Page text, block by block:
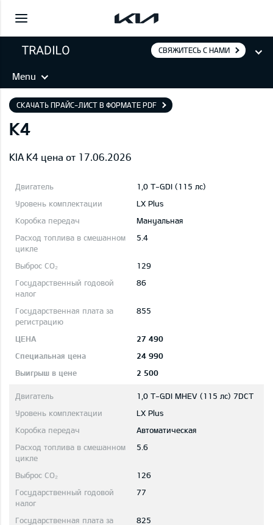
СВЯЖИТЕСЬ С НАМИ
Menu
СКАЧАТЬ ПРАЙС-ЛИСТ В ФОРМАТЕ PDF
K4
KIA K4 цена от 17.06.2026
1,0 T-GDI (115 лс)
LX Plus
Mануальная
5.4
129
86
855
27 490
24 990
2 500
1,0 T-GDI MHEV (115 лс) 7DCT
LX Plus
Автоматическая
5.6
126
77
825